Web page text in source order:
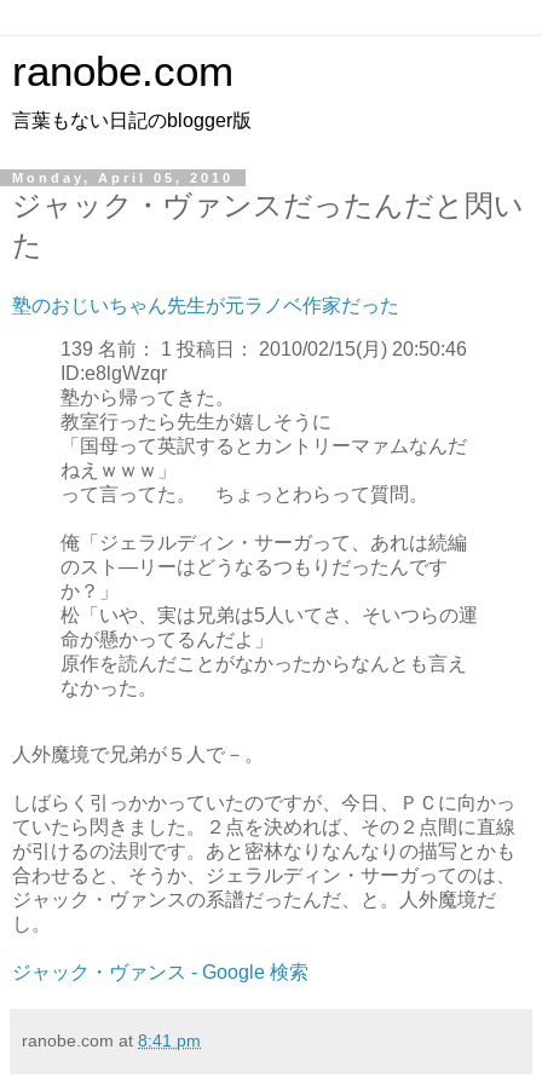
ranobe.com
言葉もない日記のblogger版
Monday, April 05, 2010
ジャック・ヴァンスだったんだと閃い
た
塾のおじいちゃん先生が元ラノベ作家だった
139 名前： 1 投稿日： 2010/02/15(月) 20:50:46
ID:e8lgWzqr
塾から帰ってきた。
教室行ったら先生が嬉しそうに
「国母って英訳するとカントリーマァムなんだ
ねえｗｗｗ」
って言ってた。 ちょっとわらって質問。
俺「ジェラルディン・サーガって、あれは続編
のスト―リーはどうなるつもりだったんです
か？」
松「いや、実は兄弟は5人いてさ、そいつらの運
命が懸かってるんだよ」
原作を読んだことがなかったからなんとも言え
なかった。
人外魔境で兄弟が５人で－。
しばらく引っかかっていたのですが、今日、ＰＣに向かっ
ていたら閃きました。２点を決めれば、その２点間に直線
が引けるの法則です。あと密林なりなんなりの描写とかも
合わせると、そうか、ジェラルディン・サーガってのは、
ジャック・ヴァンスの系譜だったんだ、と。人外魔境だ
し。
ジャック・ヴァンス - Google 検索
ranobe.com at 8:41 pm